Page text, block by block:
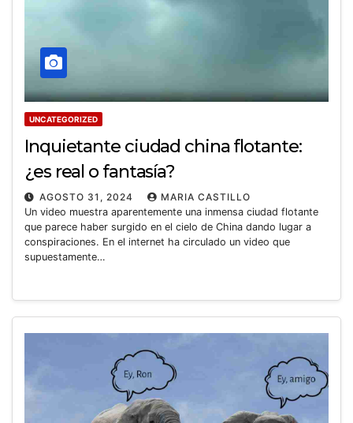
UNCATEGORIZED
Inquietante ciudad china flotante:
¿es real o fantasía?
AGOSTO 31, 2024
MARIA CASTILLO
Un video muestra aparentemente una inmensa ciudad flotante
que parece haber surgido en el cielo de China dando lugar a
conspiraciones. En el internet ha circulado un video que
supuestamente…